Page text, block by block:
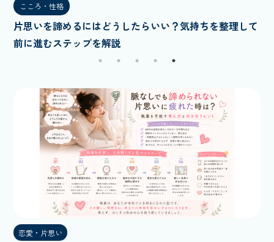
こころ・性格
片思いを諦めるにはどうしたらいい？気持ちを整理して
前に進むステップを解説
恋愛・片思い